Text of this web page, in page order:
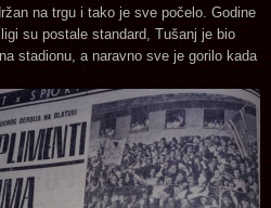
na trgu i tako je sve počelo. Godine
su postale standard, Tušanj je bio
stadionu, a naravno sve je gorilo kada